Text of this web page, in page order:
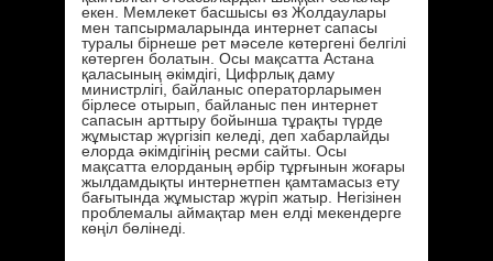
екен. Мемлекет басшысы өз Жолдаулары
мен тапсырмаларында интернет сапасы
туралы бірнеше рет мәселе көтергені белгілі
көтерген болатын. Осы мақсатта Астана
қаласының әкімдігі, Цифрлық даму
министрлігі, байланыс операторларымен
бірлесе отырып, байланыс пен интернет
сапасын арттыру бойынша тұрақты түрде
жұмыстар жүргізіп келеді, деп хабарлайды
елорда әкімдігінің ресми сайты. Осы
мақсатта елорданың әрбір тұрғынын жоғары
жылдамдықты интернетпен қамтамасыз ету
бағытында жұмыстар жүріп жатыр. Негізінен
проблемалы аймақтар мен елді мекендерге
көңіл бөлінеді.